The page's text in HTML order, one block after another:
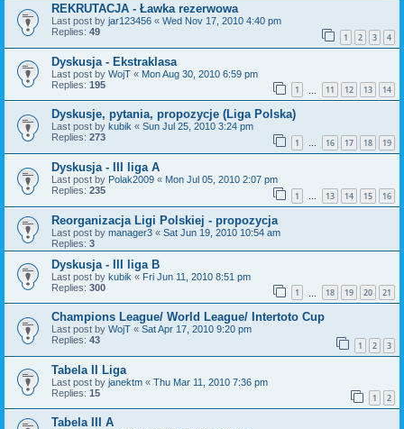
REKRUTACJA - Ławka rezerwowa
Last post by jar123456 « Wed Nov 17, 2010 4:40 pm
Replies: 49 1 2 3 4
Dyskusja - Ekstraklasa
Last post by WojT « Mon Aug 30, 2010 6:59 pm
Replies: 195 1 11 12 13 14
Dyskusje, pytania, propozycje (Liga Polska)
Last post by kubik « Sun Jul 25, 2010 3:24 pm
Replies: 273 1 … 16 17 18 19
Dyskusja - III liga A
Last post by Polak2009 « Mon Jul 05, 2010 2:07 pm
Replies: 235 1 … 13 14 15 16
Reorganizacja Ligi Polskiej - propozycja
Last post by manager3 « Sat Jun 19, 2010 10:54 am
Replies: 3
Dyskusja - III liga B
Last post by kubik « Fri Jun 11, 2010 8:51 pm
Replies: 300 1 18 19 20 21
Champions League/ World League/ Intertoto Cup
Last post by WojT « Sat Apr 17, 2010 9:20 pm
Replies: 43 1 2 3
Tabela II Liga
Last post by janektm « Thu Mar 11, 2010 7:36 pm
Replies: 15 1 2
Tabela III A